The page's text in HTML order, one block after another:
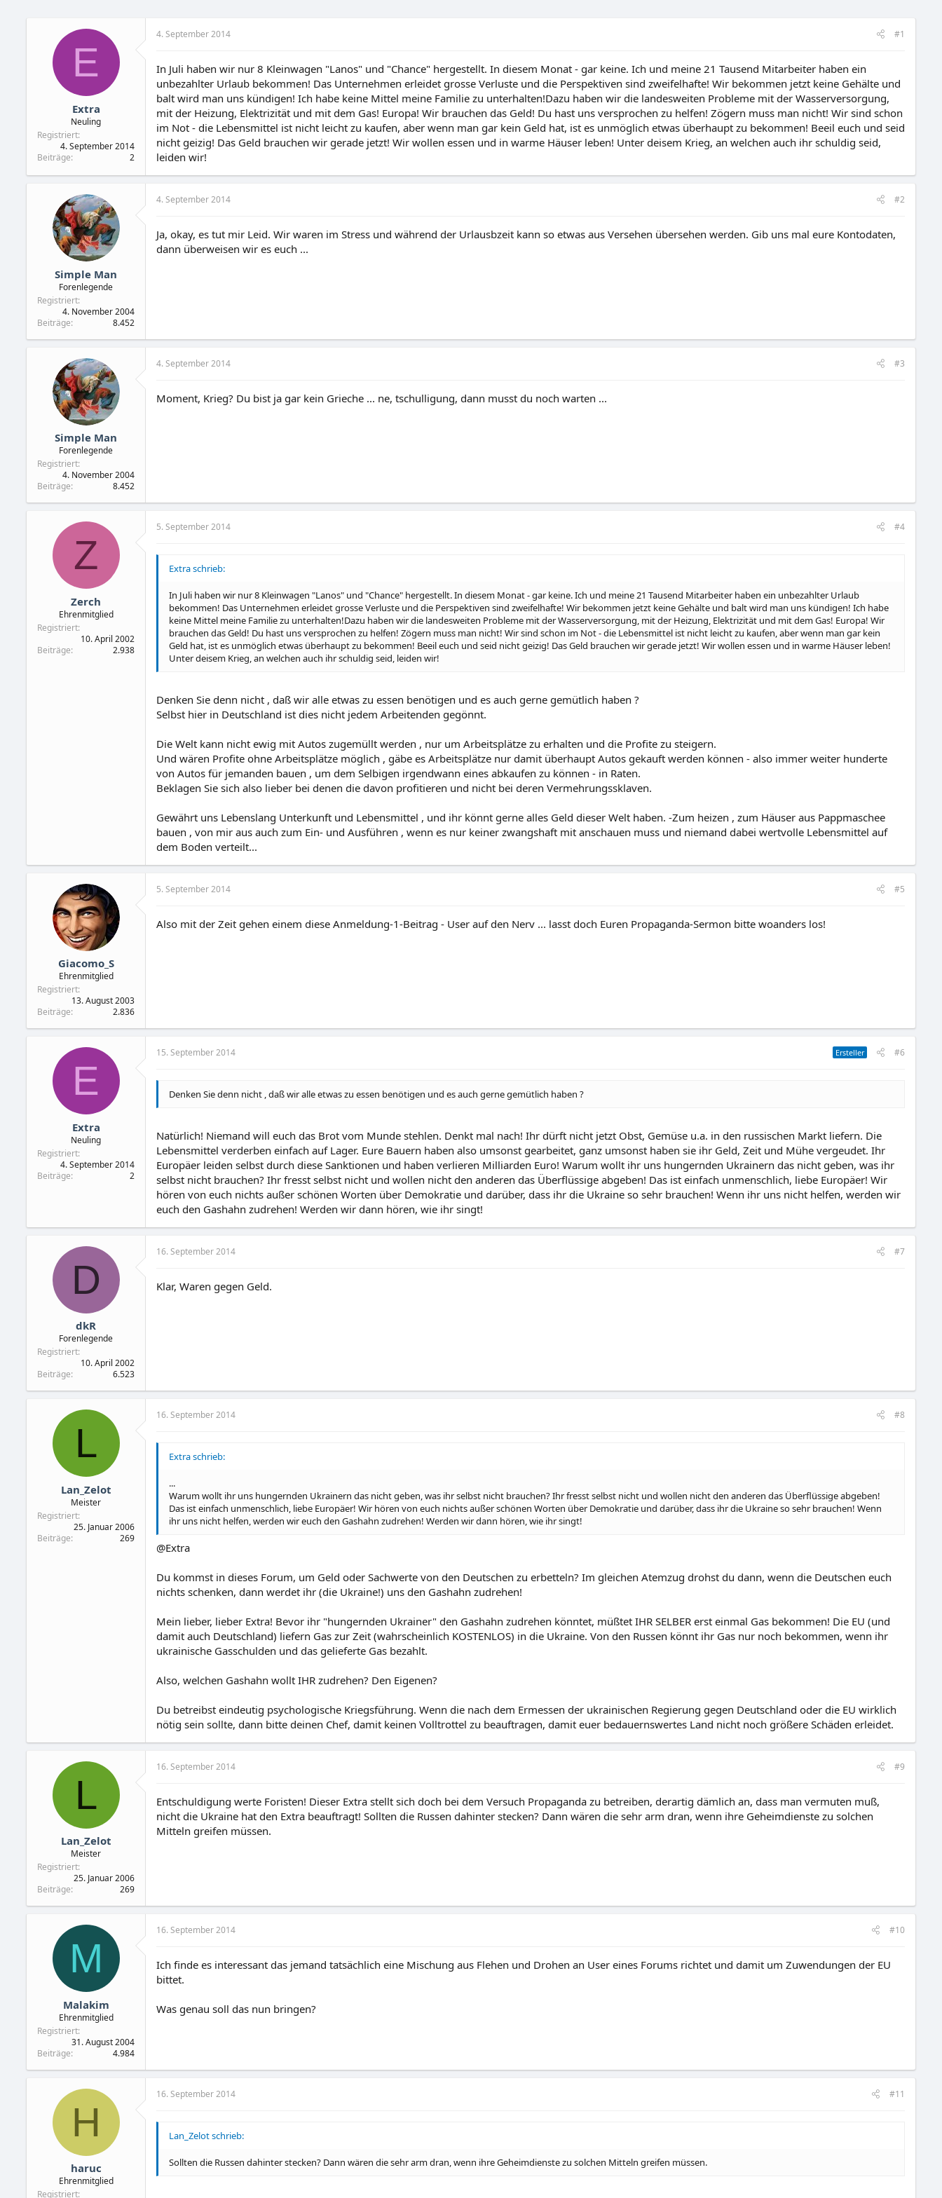
E
Extra
Neuling
Registriert
4. September 2014
Beiträge
2
4. September 2014 #1
In Juli haben wir nur 8 Kleinwagen "Lanos" und "Chance" hergestellt. In diesem Monat - gar keine. Ich und meine 21 Tausend Mitarbeiter haben ein
unbezahlter Urlaub bekommen! Das Unternehmen erleidet grosse Verluste und die Perspektiven sind zweifelhafte! Wir bekommen jetzt keine Gehälte und
balt wird man uns kündigen! Ich habe keine Mittel meine Familie zu unterhalten!Dazu haben wir die landesweiten Probleme mit der Wasserversorgung,
mit der Heizung, Elektrizität und mit dem Gas! Europa! Wir brauchen das Geld! Du hast uns versprochen zu helfen! Zögern muss man nicht! Wir sind schon
im Not - die Lebensmittel ist nicht leicht zu kaufen, aber wenn man gar kein Geld hat, ist es unmöglich etwas überhaupt zu bekommen! Beeil euch und seid
nicht geizig! Das Geld brauchen wir gerade jetzt! Wir wollen essen und in warme Häuser leben! Unter deisem Krieg, an welchen auch ihr schuldig seid,
leiden wir!
Simple Man
Forenlegende
Registriert
4. November 2004
Beiträge
8.452
4. September 2014 #2
Ja, okay, es tut mir Leid. Wir waren im Stress und während der Urlausbzeit kann so etwas aus Versehen übersehen werden. Gib uns mal eure Kontodaten,
dann überweisen wir es euch ...
Simple Man
Forenlegende
Registriert
4. November 2004
Beiträge
8.452
4. September 2014 #3
Moment, Krieg? Du bist ja gar kein Grieche ... ne, tschulligung, dann musst du noch warten ...
Z
Zerch
Ehrenmitglied
Registriert
10. April 2002
Beiträge
2.938
5. September 2014 #4
Extra schrieb:
In Juli haben wir nur 8 Kleinwagen "Lanos" und "Chance" hergestellt. In diesem Monat - gar keine. Ich und meine 21 Tausend Mitarbeiter haben ein unbezahlter Urlaub
bekommen! Das Unternehmen erleidet grosse Verluste und die Perspektiven sind zweifelhafte! Wir bekommen jetzt keine Gehälte und balt wird man uns kündigen! Ich habe
keine Mittel meine Familie zu unterhalten!Dazu haben wir die landesweiten Probleme mit der Wasserversorgung, mit der Heizung, Elektrizität und mit dem Gas! Europa! Wir
brauchen das Geld! Du hast uns versprochen zu helfen! Zögern muss man nicht! Wir sind schon im Not - die Lebensmittel ist nicht leicht zu kaufen, aber wenn man gar kein
Geld hat, ist es unmöglich etwas überhaupt zu bekommen! Beeil euch und seid nicht geizig! Das Geld brauchen wir gerade jetzt! Wir wollen essen und in warme Häuser leben!
Unter deisem Krieg, an welchen auch ihr schuldig seid, leiden wir!
Denken Sie denn nicht , daß wir alle etwas zu essen benötigen und es auch gerne gemütlich haben ?
Selbst hier in Deutschland ist dies nicht jedem Arbeitenden gegönnt.
Die Welt kann nicht ewig mit Autos zugemüllt werden , nur um Arbeitsplätze zu erhalten und die Profite zu steigern.
Und wären Profite ohne Arbeitsplätze möglich , gäbe es Arbeitsplätze nur damit überhaupt Autos gekauft werden können - also immer weiter hunderte
von Autos für jemanden bauen , um dem Selbigen irgendwann eines abkaufen zu können - in Raten.
Beklagen Sie sich also lieber bei denen die davon profitieren und nicht bei deren Vermehrungssklaven.
Gewährt uns Lebenslang Unterkunft und Lebensmittel , und ihr könnt gerne alles Geld dieser Welt haben. -Zum heizen , zum Häuser aus Pappmaschee
bauen , von mir aus auch zum Ein- und Ausführen , wenn es nur keiner zwangshaft mit anschauen muss und niemand dabei wertvolle Lebensmittel auf
dem Boden verteilt...
Giacomo_S
Ehrenmitglied
Registriert
13. August 2003
Beiträge
2.836
5. September 2014 #5
Also mit der Zeit gehen einem diese Anmeldung-1-Beitrag - User auf den Nerv ... lasst doch Euren Propaganda-Sermon bitte woanders los!
E
Extra
Neuling
Registriert
4. September 2014
Beiträge
2
15. September 2014 Ersteller #6
Denken Sie denn nicht , daß wir alle etwas zu essen benötigen und es auch gerne gemütlich haben ?
Natürlich! Niemand will euch das Brot vom Munde stehlen. Denkt mal nach! Ihr dürft nicht jetzt Obst, Gemüse u.a. in den russischen Markt liefern. Die
Lebensmittel verderben einfach auf Lager. Eure Bauern haben also umsonst gearbeitet, ganz umsonst haben sie ihr Geld, Zeit und Mühe vergeudet. Ihr
Europäer leiden selbst durch diese Sanktionen und haben verlieren Milliarden Euro! Warum wollt ihr uns hungernden Ukrainern das nicht geben, was ihr
selbst nicht brauchen? Ihr fresst selbst nicht und wollen nicht den anderen das Überflüssige abgeben! Das ist einfach unmenschlich, liebe Europäer! Wir
hören von euch nichts außer schönen Worten über Demokratie und darüber, dass ihr die Ukraine so sehr brauchen! Wenn ihr uns nicht helfen, werden wir
euch den Gashahn zudrehen! Werden wir dann hören, wie ihr singt!
D
dkR
Forenlegende
Registriert
10. April 2002
Beiträge
6.523
16. September 2014 #7
Klar, Waren gegen Geld.
L
Lan_Zelot
Meister
Registriert
25. Januar 2006
Beiträge
269
16. September 2014 #8
Extra schrieb:
...
Warum wollt ihr uns hungernden Ukrainern das nicht geben, was ihr selbst nicht brauchen? Ihr fresst selbst nicht und wollen nicht den anderen das Überflüssige abgeben!
Das ist einfach unmenschlich, liebe Europäer! Wir hören von euch nichts außer schönen Worten über Demokratie und darüber, dass ihr die Ukraine so sehr brauchen! Wenn
ihr uns nicht helfen, werden wir euch den Gashahn zudrehen! Werden wir dann hören, wie ihr singt!
@Extra
Du kommst in dieses Forum, um Geld oder Sachwerte von den Deutschen zu erbetteln? Im gleichen Atemzug drohst du dann, wenn die Deutschen euch
nichts schenken, dann werdet ihr (die Ukraine!) uns den Gashahn zudrehen!
Mein lieber, lieber Extra! Bevor ihr "hungernden Ukrainer" den Gashahn zudrehen könntet, müßtet IHR SELBER erst einmal Gas bekommen! Die EU (und
damit auch Deutschland) liefern Gas zur Zeit (wahrscheinlich KOSTENLOS) in die Ukraine. Von den Russen könnt ihr Gas nur noch bekommen, wenn ihr
ukrainische Gasschulden und das gelieferte Gas bezahlt.
Also, welchen Gashahn wollt IHR zudrehen? Den Eigenen?
Du betreibst eindeutig psychologische Kriegsführung. Wenn die nach dem Ermessen der ukrainischen Regierung gegen Deutschland oder die EU wirklich
nötig sein sollte, dann bitte deinen Chef, damit keinen Volltrottel zu beauftragen, damit euer bedauernswertes Land nicht noch größere Schäden erleidet.
L
Lan_Zelot
Meister
Registriert
25. Januar 2006
Beiträge
269
16. September 2014 #9
Entschuldigung werte Foristen! Dieser Extra stellt sich doch bei dem Versuch Propaganda zu betreiben, derartig dämlich an, dass man vermuten muß,
nicht die Ukraine hat den Extra beauftragt! Sollten die Russen dahinter stecken? Dann wären die sehr arm dran, wenn ihre Geheimdienste zu solchen
Mitteln greifen müssen.
M
Malakim
Ehrenmitglied
Registriert
31. August 2004
Beiträge
4.984
16. September 2014 #10
Ich finde es interessant das jemand tatsächlich eine Mischung aus Flehen und Drohen an User eines Forums richtet und damit um Zuwendungen der EU
bittet.
Was genau soll das nun bringen?
H
haruc
Ehrenmitglied
Registriert
16. September 2014 #11
Lan_Zelot schrieb:
Sollten die Russen dahinter stecken? Dann wären die sehr arm dran, wenn ihre Geheimdienste zu solchen Mitteln greifen müssen.